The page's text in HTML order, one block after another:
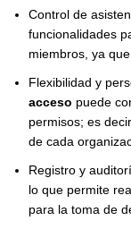
Control de
funcionalidades
miembros, ya
Flexibilidad y
acceso puede
permisos; es
de cada
Registro y
lo que permite
para la toma de